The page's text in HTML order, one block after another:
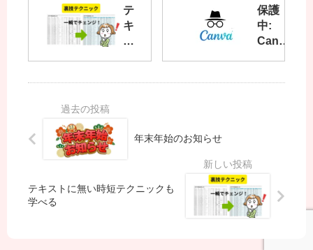
お
知
テ
キ
ス
無
ッ
保護
中:
Canba
像一
年末年始のお知らせ
テキストに無い時短テクニックも
学べる